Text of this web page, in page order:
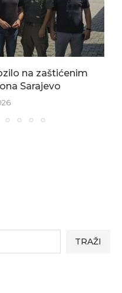
na zaštićenim
Sarajevo
TRAŽI